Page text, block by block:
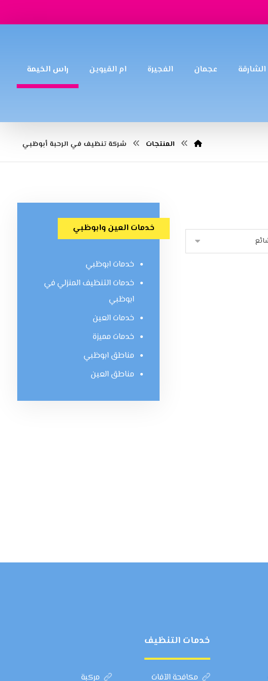
الشارقة عجمان الفجيرة ام القيوين راس الخيمة
المنتجات شركة تنظيف في الرحبة أبوظبي
خدمات العين وابوظبي
خدمات ابوظبي
خدمات التنظيف المنزلي في
ابوظبي
خدمات العين
خدمات مميزة
مناطق ابوظبي
مناطق العين
خدمات التنظيف
مكافحة الآفات مركبة